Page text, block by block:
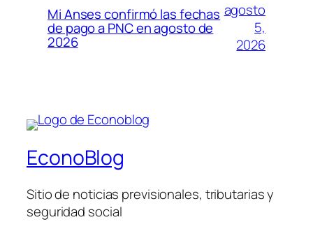
Mi Anses confirmó las fechas
de pago a PNC en agosto de
2026
agosto
5,
2026
EconoBlog
Sitio de noticias previsionales, tributarias y
seguridad social